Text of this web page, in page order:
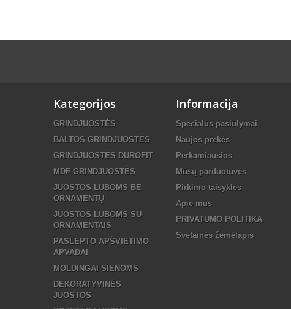
Kategorijos
GRINDJUOSTĖS
BALTOS GRINDJUOSTĖS
GRINDJUOSTĖS DUROFIT
MDF GRINDJUOSTĖS
JUOSTOS LUBOMS BE
ORNAMENTŲ
JUOSTOS LUBOMS SU
ORNAMENTAIS
PASLĖPTO APŠVIETIMO
APVADAI
MOLDINGAI SIENOMS
DEKORATYVINĖS
JUOSTOS
Informacija
Specialūs pasiūlymai
Naujos prekės
Perkamiausios
Mūsų parduotuvės
Pirkimo taisyklės
Apie mus
PRIVATUMO POLITIKA
Svetainės žemėlapis